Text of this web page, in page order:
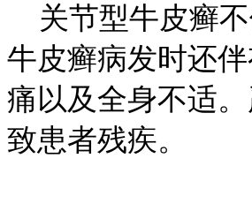
关节型牛皮癣不
牛皮癣病发时还
痛以及全身不适
致患者残疾。